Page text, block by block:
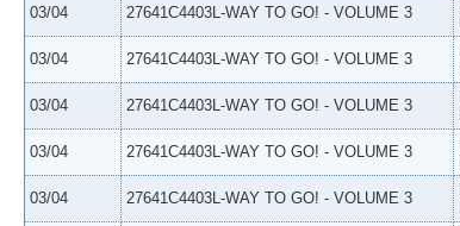
03/04 27641C4403L-WAY TO GO! - VOLUME 3
03/04 27641C4403L-WAY TO GO! - VOLUME 3
03/04 27641C4403L-WAY TO GO! - VOLUME 3
03/04 27641C4403L-WAY TO GO! - VOLUME 3
03/04 27641C4403L-WAY TO GO! - VOLUME 3